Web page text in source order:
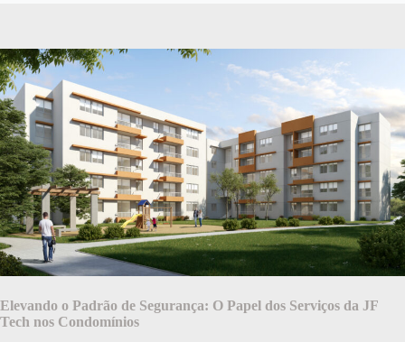
Elevando o Padrão de Segurança: O Papel dos Serviços da JF
Tech nos Condomínios